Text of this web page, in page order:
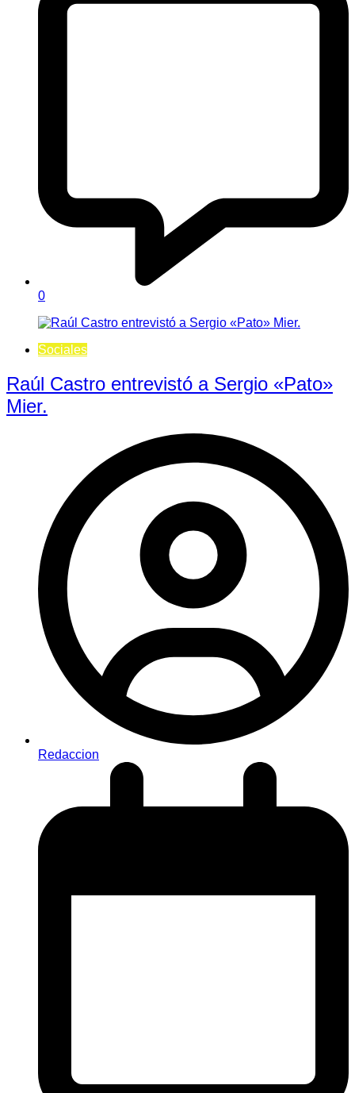
0
Sociales
Raúl Castro entrevistó a Sergio «Pato»
Mier.
Redaccion